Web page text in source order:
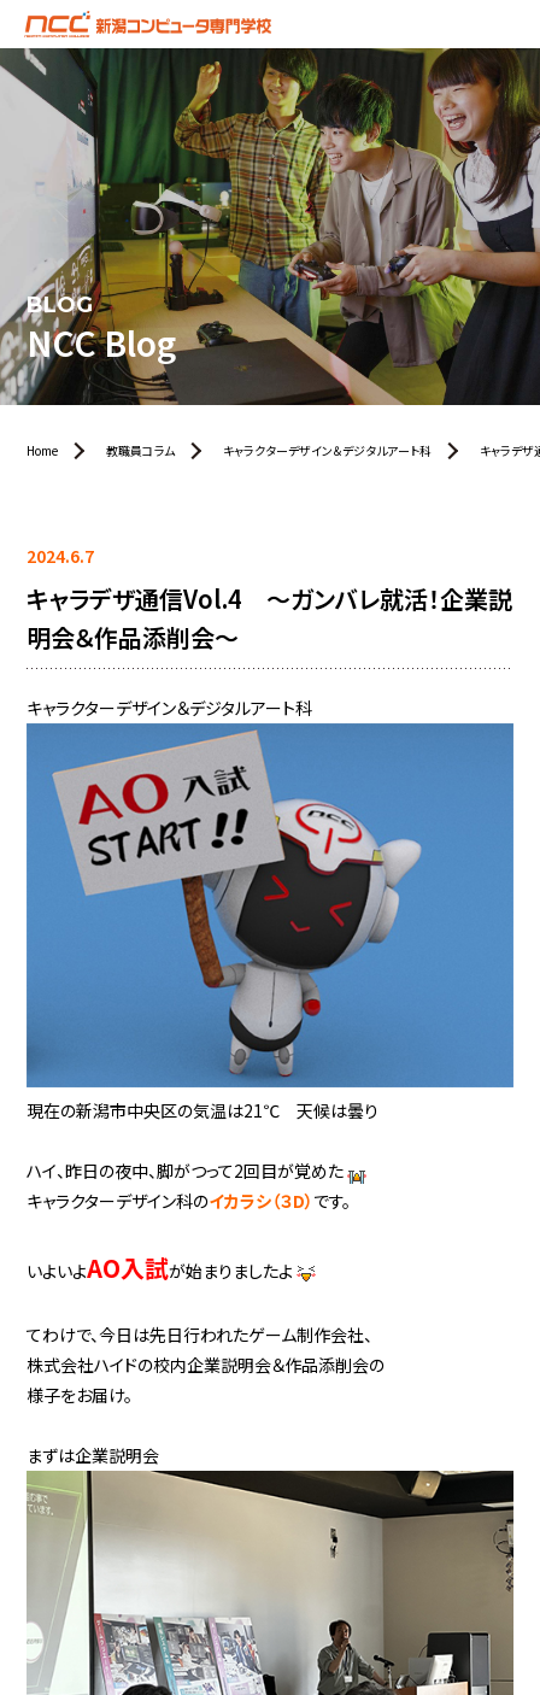
BLOG
NCC Blog
Home 教職員コラム キャラクターデザイン＆デジタルアート科 キャラデ
2024.6.7
キャラデザ通信Vol.4 ～ガンバレ就活！企業説
明会＆作品添削会～
キャラクターデザイン＆デジタルアート科
現在の新潟市中央区の気温は21℃ 天候は曇り
ハイ、昨日の夜中、脚がつって2回目が覚めた
キャラクターデザイン科のイカラシ（３D） です。
いよいよAO入試が始まりましたよ
てわけで、今日は先日行われたゲーム制作会社、
株式会社ハイドの校内企業説明会＆作品添削会の
様子をお届け。
まずは企業説明会